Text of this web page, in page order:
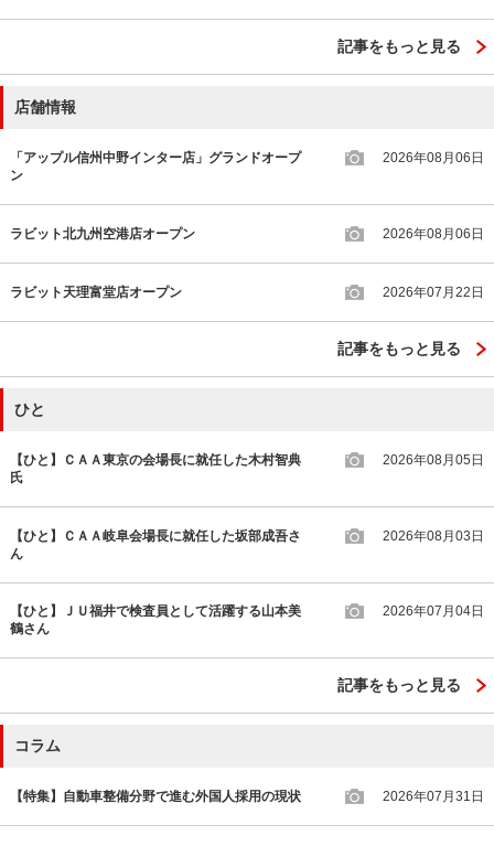
記事をもっと見る
店舗情報
「アップル信州中野インター店」グランドオープ
ン
2026年08月06日
ラビット北九州空港店オープン 2026年08月06日
ラビット天理富堂店オープン 2026年07月22日
記事をもっと見る
ひと
【ひと】ＣＡＡ東京の会場長に就任した木村智典
氏
2026年08月05日
【ひと】ＣＡＡ岐阜会場長に就任した坂部成吾さ
ん
2026年08月03日
【ひと】ＪＵ福井で検査員として活躍する山本美
鶴さん
2026年07月04日
記事をもっと見る
コラム
【特集】自動車整備分野で進む外国人採用の現状 2026年07月31日